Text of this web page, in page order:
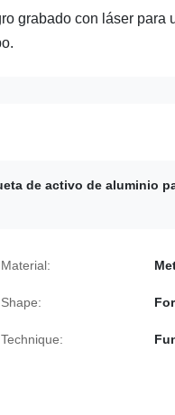
grabado con láser para
de activo de aluminio
Material:
Shape:
Technique: